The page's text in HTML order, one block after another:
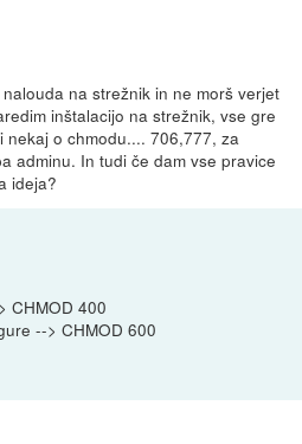
na strežnik in ne morš verjet
inštalacijo na strežnik, vse gre
o chmodu.... 706,777, za
adminu. In tudi če dam vse pravice
ideja?
CHMOD 400
--> CHMOD 600